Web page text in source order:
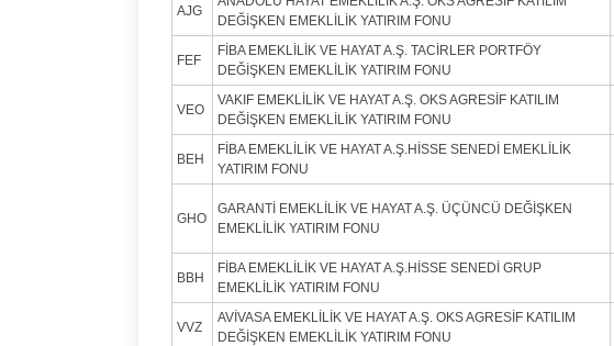
AJG
DEĞİŞKEN EMEKLİLİK YATIRIM FONU
FEF
FİBA EMEKLİLİK VE HAYAT A.Ş. TACİRLER PORTFÖY
DEĞİŞKEN EMEKLİLİK YATIRIM FONU
VEO
VAKIF EMEKLİLİK VE HAYAT A.Ş. OKS AGRESİF KATILIM
DEĞİŞKEN EMEKLİLİK YATIRIM FONU
BEH
FİBA EMEKLİLİK VE HAYAT A.Ş.HİSSE SENEDİ EMEKLİLİK
YATIRIM FONU
GHO
GARANTİ EMEKLİLİK VE HAYAT A.Ş. ÜÇÜNCÜ DEĞİŞKEN
EMEKLİLİK YATIRIM FONU
BBH
FİBA EMEKLİLİK VE HAYAT A.Ş.HİSSE SENEDİ GRUP
EMEKLİLİK YATIRIM FONU
VVZ
AVİVASA EMEKLİLİK VE HAYAT A.Ş. OKS AGRESİF KATILIM
DEĞİŞKEN EMEKLİLİK YATIRIM FONU